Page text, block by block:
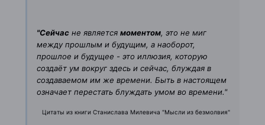
"Сейчас не является моментом, это не миг
между прошлым и будущим, а наоборот,
прошлое и будущее - это иллюзия, которую
создаёт ум вокруг здесь и сейчас, блуждая в
создаваемом им же времени. Быть в настоящем
означает перестать блуждать умом во времени."
Цитаты из книги Станислава Милевича "Мысли из безмолвия"